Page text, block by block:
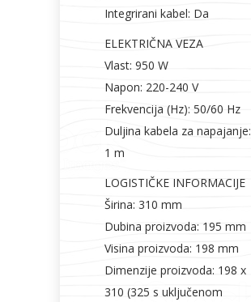
Integrirani kabel: Da
ELEKTRIČNA VEZA
Vlast: 950 W
Napon: 220-240 V
Frekvencija (Hz): 50/60 Hz
Duljina kabela za napajanje:
1 m
LOGISTIČKE INFORMACIJE
Širina: 310 mm
Dubina proizvoda: 195 mm
Visina proizvoda: 198 mm
Dimenzije proizvoda: 198 x
310 (325 s uključenom